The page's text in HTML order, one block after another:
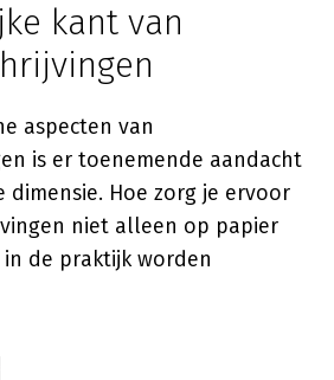
kant van
aspecten van
is er toenemende aandacht
dimensie. Hoe zorg je ervoor
niet alleen op papier
de praktijk worden